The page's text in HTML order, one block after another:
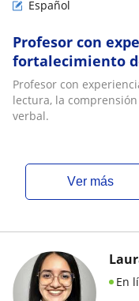
Español
Profesor con
fortalecimiento
comprensión de
no verbal
Profesor con
lectura, la
verbal.
ver más
En